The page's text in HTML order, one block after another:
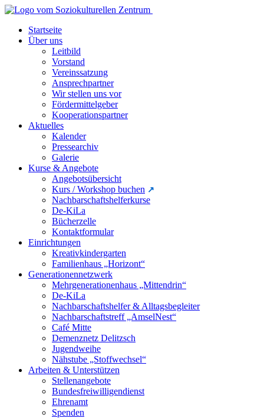
Startseite
Über uns
Leitbild
Vorstand
Vereinssatzung
Ansprechpartner
Wir stellen uns vor
Fördermittelgeber
Kooperationspartner
Aktuelles
Kalender
Pressearchiv
Galerie
Kurse & Angebote
Angebotsübersicht
Kurs / Workshop buchen
Nachbarschaftshelferkurse
De-KiLa
Bücherzelle
Kontaktformular
Einrichtungen
Kreativkindergarten
Familienhaus „Horizont“
Generationennetzwerk
Mehrgenerationenhaus „Mittendrin“
De-KiLa
Nachbarschaftshelfer & Alltagsbegleiter
Nachbarschaftstreff „AmselNest“
Café Mitte
Demenznetz Delitzsch
Jugendweihe
Nähstube „Stoffwechsel“
Arbeiten & Unterstützen
Stellenangebote
Bundesfreiwilligendienst
Ehrenamt
Spenden